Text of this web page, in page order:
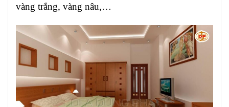
vàng trắng, vàng nâu,…